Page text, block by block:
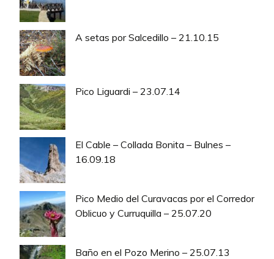
A setas por Salcedillo – 21.10.15
Pico Liguardi – 23.07.14
El Cable – Collada Bonita – Bulnes –
16.09.18
Pico Medio del Curavacas por el Corredor
Oblicuo y Curruquilla – 25.07.20
Baño en el Pozo Merino – 25.07.13